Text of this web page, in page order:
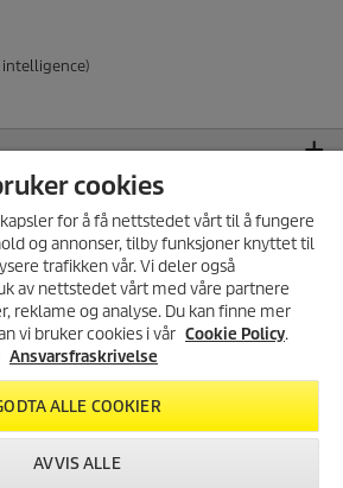
MELD DEG PÅ VÅRT
NYHETSBREV!
Få 10% rabatt på ditt neste kjøp i
på vårt nyhetsbrev.
REGISTRER DEG
intelligence)
cookies
for å få nettstedet vårt til å fungere
og annonser, tilby funksjoner knyttet til
trafikken vår. Vi deler også
av nettstedet vårt med våre partnere
reklame og analyse. Du kan finne mer
vi bruker cookies i vår Cookie Policy.
Ansvarsfraskrivelse
ALLE COOKIER
AVVIS ALLE